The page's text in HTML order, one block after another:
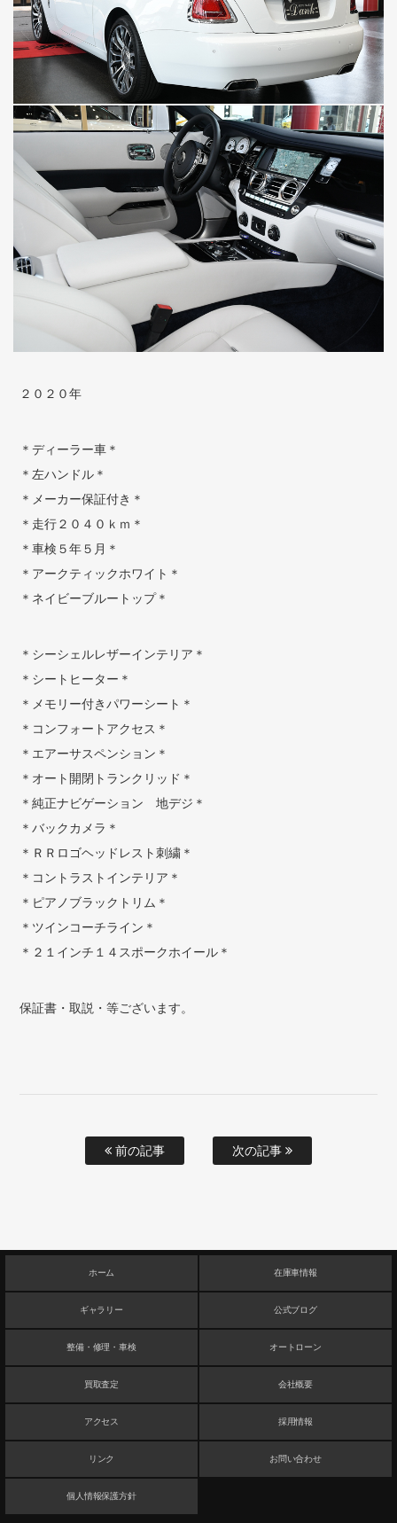
２０２０年
＊ディーラー車＊
＊左ハンドル＊
＊メーカー保証付き＊
＊走行２０４０ｋｍ＊
＊車検５年５月＊
＊アークティックホワイト＊
＊ネイビーブルートップ＊
＊シーシェルレザーインテリア＊
＊シートヒーター＊
＊メモリー付きパワーシート＊
＊コンフォートアクセス＊
＊エアーサスペンション＊
＊オート開閉トランクリッド＊
＊純正ナビゲーション 地デジ＊
＊バックカメラ＊
＊ＲＲロゴヘッドレスト刺繍＊
＊コントラストインテリア＊
＊ピアノブラックトリム＊
＊ツインコーチライン＊
＊２１インチ１４スポークホイール＊
保証書・取説・等ございます。
前の記事 次の記事
ホーム 在庫車情報
ギャラリー 公式ブログ
整備・修理・車検 オートローン
買取査定 会社概要
アクセス 採用情報
リンク お問い合わせ
個人情報保護方針